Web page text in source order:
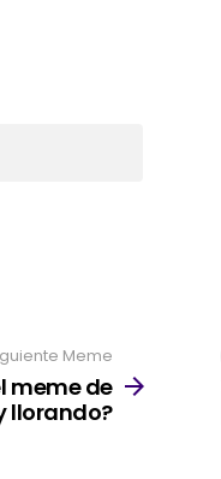
Meme
meme de
llorando?